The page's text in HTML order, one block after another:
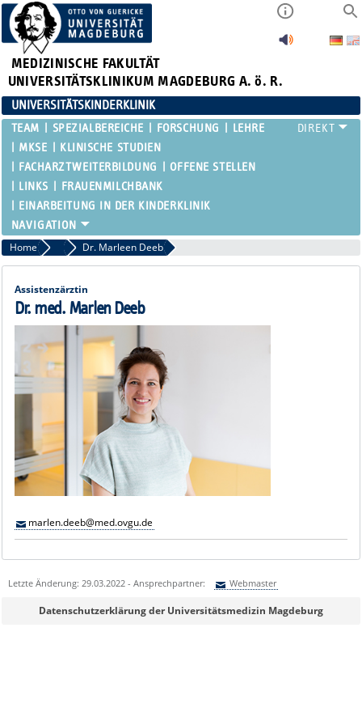
MEDIZINISCHE FAKULTÄT
UNIVERSITÄTSKLINIKUM MAGDEBURG A. ö. R.
UNIVERSITÄTSKINDERKLINIK
TEAM SPEZIALBEREICHE FORSCHUNG
LEHRE
MKSE
KLINISCHE STUDIEN
FACHARZTWEITERBILDUNG
OFFENE STELLEN
LINKS
FRAUENMILCHBANK
EINARBEITUNG IN DER KINDERKLINIK
Home Assistenzärztinnen und Assistenzärzte
Dr. Marleen Deeb
Assistenzärztin
Dr. med. Marlen Deeb
marlen.deeb@med.ovgu.de
Letzte Änderung: 29.03.2022 - Ansprechpartner: Webmaster
Sie können eine Nachricht versenden an:Webmaster
Datenschutzerklärung der Universitätsmedizin Magdeburg